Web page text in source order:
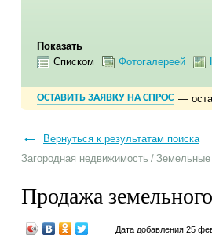
Показать
Списком
Фотогалереей
ОСТАВИТЬ ЗАЯВКУ НА СПРОС —
←
Вернуться к результатам поиска
Загородная недвижимость / Земельные
Продажа
Дата добавления 25